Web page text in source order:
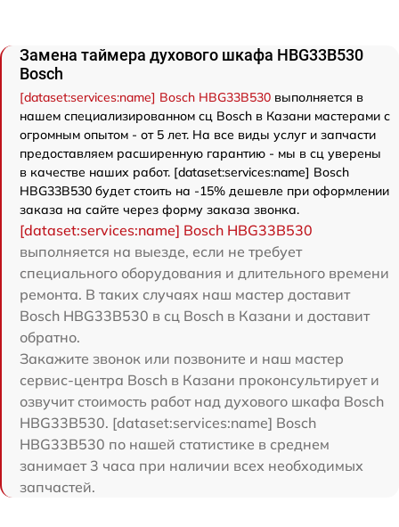
Замена таймера духового шкафа HBG33B530
Bosch
[dataset:services:name] Bosch HBG33B530 выполняется в
нашем специализированном сц Bosch в Казани мастерами с
огромным опытом - от 5 лет. На все виды услуг и запчасти
предоставляем расширенную гарантию - мы в сц уверены
в качестве наших работ. [dataset:services:name] Bosch
HBG33B530 будет стоить на -15% дешевле при оформлении
заказа на сайте через форму заказа звонка.
[dataset:services:name] Bosch HBG33B530
выполняется на выезде, если не требует
специального оборудования и длительного времени
ремонта. В таких случаях наш мастер доставит
Bosch HBG33B530 в сц Bosch в Казани и доставит
обратно.
Закажите звонок или позвоните и наш мастер
сервис-центра Bosch в Казани проконсультирует и
озвучит стоимость работ над духового шкафа Bosch
HBG33B530. [dataset:services:name] Bosch
HBG33B530 по нашей статистике в среднем
занимает 3 часа при наличии всех необходимых
запчастей.